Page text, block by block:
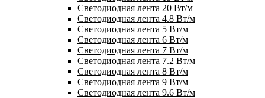
Светодиодная лента 20 Вт/м
Светодиодная лента 4.8 Вт/м
Светодиодная лента 5 Вт/м
Светодиодная лента 6 Вт/м
Светодиодная лента 7 Вт/м
Светодиодная лента 7.2 Вт/м
Светодиодная лента 8 Вт/м
Светодиодная лента 9 Вт/м
Светодиодная лента 9.6 Вт/м